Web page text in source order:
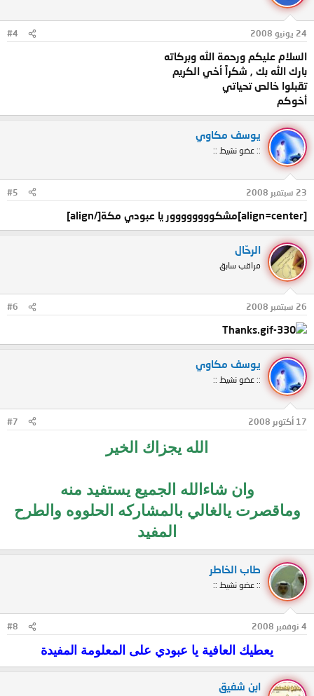
24 يونيو 2008 #4
السلام عليكم ورحمة الله وبركاته
بارك الله بك , شكراً أخي الكريم
تقبلوا خالص تحياتي
أخوكم
يوسف مكاوي
:: عضو نشيط ::
23 سبتمبر 2008 #5
[align=center]مشكوووووووور يا عبودي مكة[/align]
الرحّال
مراقب سابق
26 سبتمبر 2008 #6
يوسف مكاوي
:: عضو نشيط ::
17 أكتوبر 2008 #7
الله يجزاك الخير
وان شاءالله الجميع يستفيد منه
وماقصرت يالغالي بالمشاركه الحلووه والطرح
المفيد
طاب الخاطر
:: عضو نشيط ::
4 نوفمبر 2008 #8
يعطيك العافية يا عبودي على المعلومة المفيدة​
ابن شفيق